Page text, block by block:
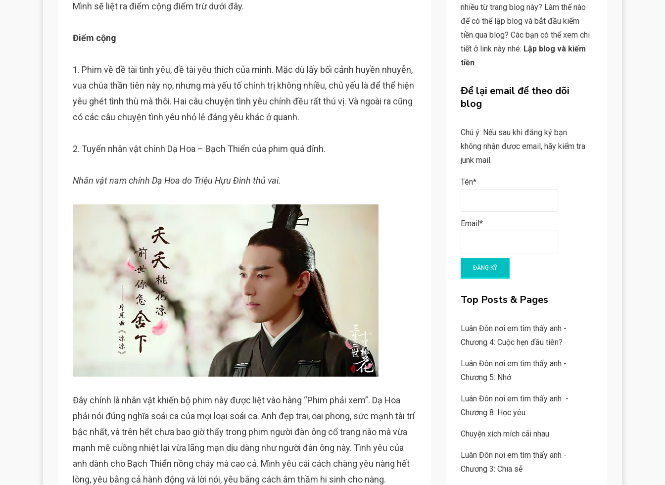
Mình sẽ liệt ra điểm cộng điểm trừ dưới đây.
Điểm cộng
1. Phim về đề tài tình yêu, đề tài yêu thích của mình. Mặc dù lấy bối cảnh huyền nhuyễn,
vua chúa thần tiên này nọ, nhưng mà yếu tố chính trị không nhiều, chủ yếu là để thể hiện
yêu ghét tình thù mà thôi. Hai câu chuyện tình yêu chính đều rất thú vị. Và ngoài ra cũng
có các câu chuyện tình yêu nhỏ lẻ đáng yêu khác ở quanh.
2. Tuyến nhân vật chính Dạ Hoa – Bạch Thiển của phim quá đỉnh.
Nhân vật nam chính Dạ Hoa do Triệu Hựu Đình thủ vai.
Đây chính là nhân vật khiến bộ phim này được liệt vào hàng “Phim phải xem”. Dạ Hoa
phải nói đúng nghĩa soái ca của mọi loại soái ca. Anh đẹp trai, oai phong, sức mạnh tài trí
bậc nhất, và trên hết chưa bao giờ thấy trong phim người đàn ông cổ trang nào mà vừa
mạnh mẽ cuồng nhiệt lại vừa lãng mạn dịu dàng như người đàn ông này. Tình yêu của
anh dành cho Bạch Thiển nồng cháy mà cao cả. Mình yêu cái cách chàng yêu nàng hết
lòng, yêu bằng cả hành động và lời nói, yêu bằng cách âm thầm hi sinh cho nàng.
nhiều từ trang blog này? Làm thế nào
để có thể lập blog và bắt đầu kiếm
tiền qua blog? Các bạn có thể xem chi
tiết ở link này nhé: Lập blog và kiếm
tiền.
Để lại email để theo dõi
blog
Chú ý: Nếu sau khi đăng ký bạn
không nhận được email, hãy kiểm tra
junk mail.
Tên*
Email*
Top Posts & Pages
Luân Đôn nơi em tìm thấy anh -
Chương 4: Cuộc hẹn đầu tiên?
Luân Đôn nơi em tìm thấy anh -
Chương 5: Nhớ
Luân Đôn nơi em tìm thấy anh -
Chương 8: Học yêu
Chuyện xích mích cãi nhau
Luân Đôn nơi em tìm thấy anh -
Chương 3: Chia sẻ